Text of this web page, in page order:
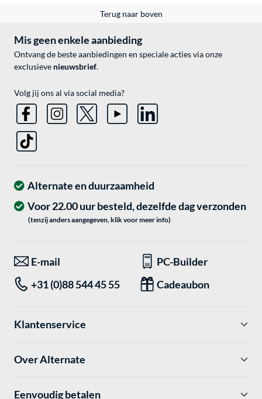
Terug naar boven
Mis geen enkele aanbieding
Ontvang de beste aanbiedingen en speciale acties via onze
exclusieve nieuwsbrief.
Volg jij ons al via social media?
Alternate en duurzaamheid
Voor 22.00 uur besteld, dezelfde dag verzonden
(tenzij anders aangegeven, klik voor meer info)
E-mail
PC-Builder
+31 (0)88 544 45 55
Cadeaubon
Klantenservice
Over Alternate
Eenvoudig betalen